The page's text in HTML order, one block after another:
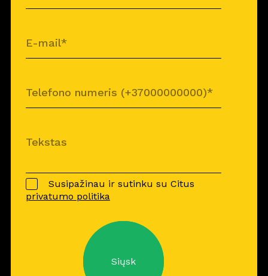
Susipažinau ir sutinku su Citus
privatumo politika
Siųsk